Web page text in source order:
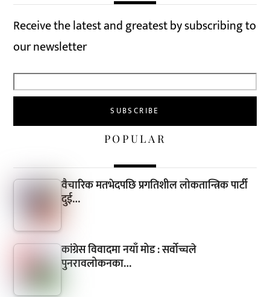
Receive the latest and greatest by subscribing to
our newsletter
POPULAR
वैचारिक मतभेदपछि प्रगतिशील लोकतान्त्रिक पार्टी
दुई…
कांग्रेस विवादमा नयाँ मोड : सर्वोच्चले
पुनरावलोकनका…